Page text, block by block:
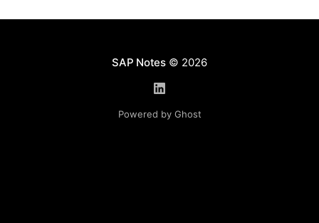
SAP Notes© 2026
Powered by Ghost